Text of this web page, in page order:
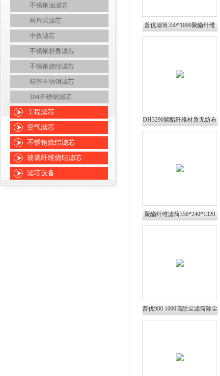
不锈钢油滤芯
网片式滤芯
中效滤芯
不锈钢折叠滤芯
不锈钢烧结滤芯
精密不锈钢滤芯
304不锈钢滤芯
工程滤芯
空气滤芯
不锈钢烧结滤芯
玻璃纤维烧结滤芯
滤芯设备
普优滤筒350*1000聚酯纤维
材料除尘滤芯
DH3290聚酯纤维材质无纺布
滤芯螺杆吊装滤筒
聚酯纤维滤筒350*240*1320
粉尘滤筒折叠滤筒
普优900 1000高除尘滤筒除尘
器专用空气滤筒